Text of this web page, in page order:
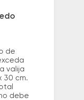
de
valija
30 cm.
debe